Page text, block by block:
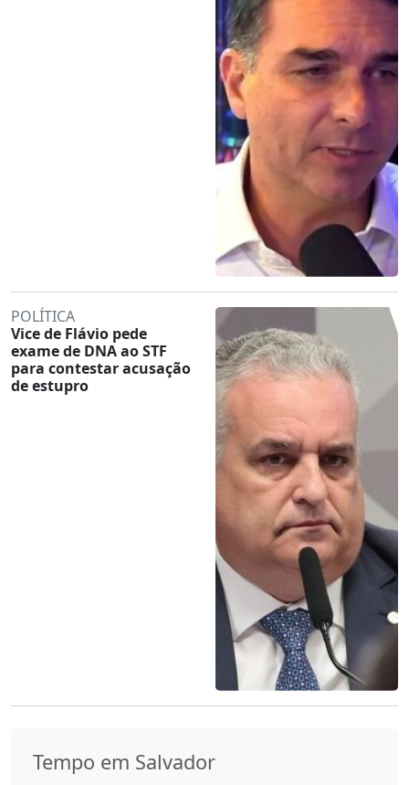
POLÍTICA
Vice de Flávio pede
exame de DNA ao STF
para contestar acusação
de estupro
Tempo em Salvador